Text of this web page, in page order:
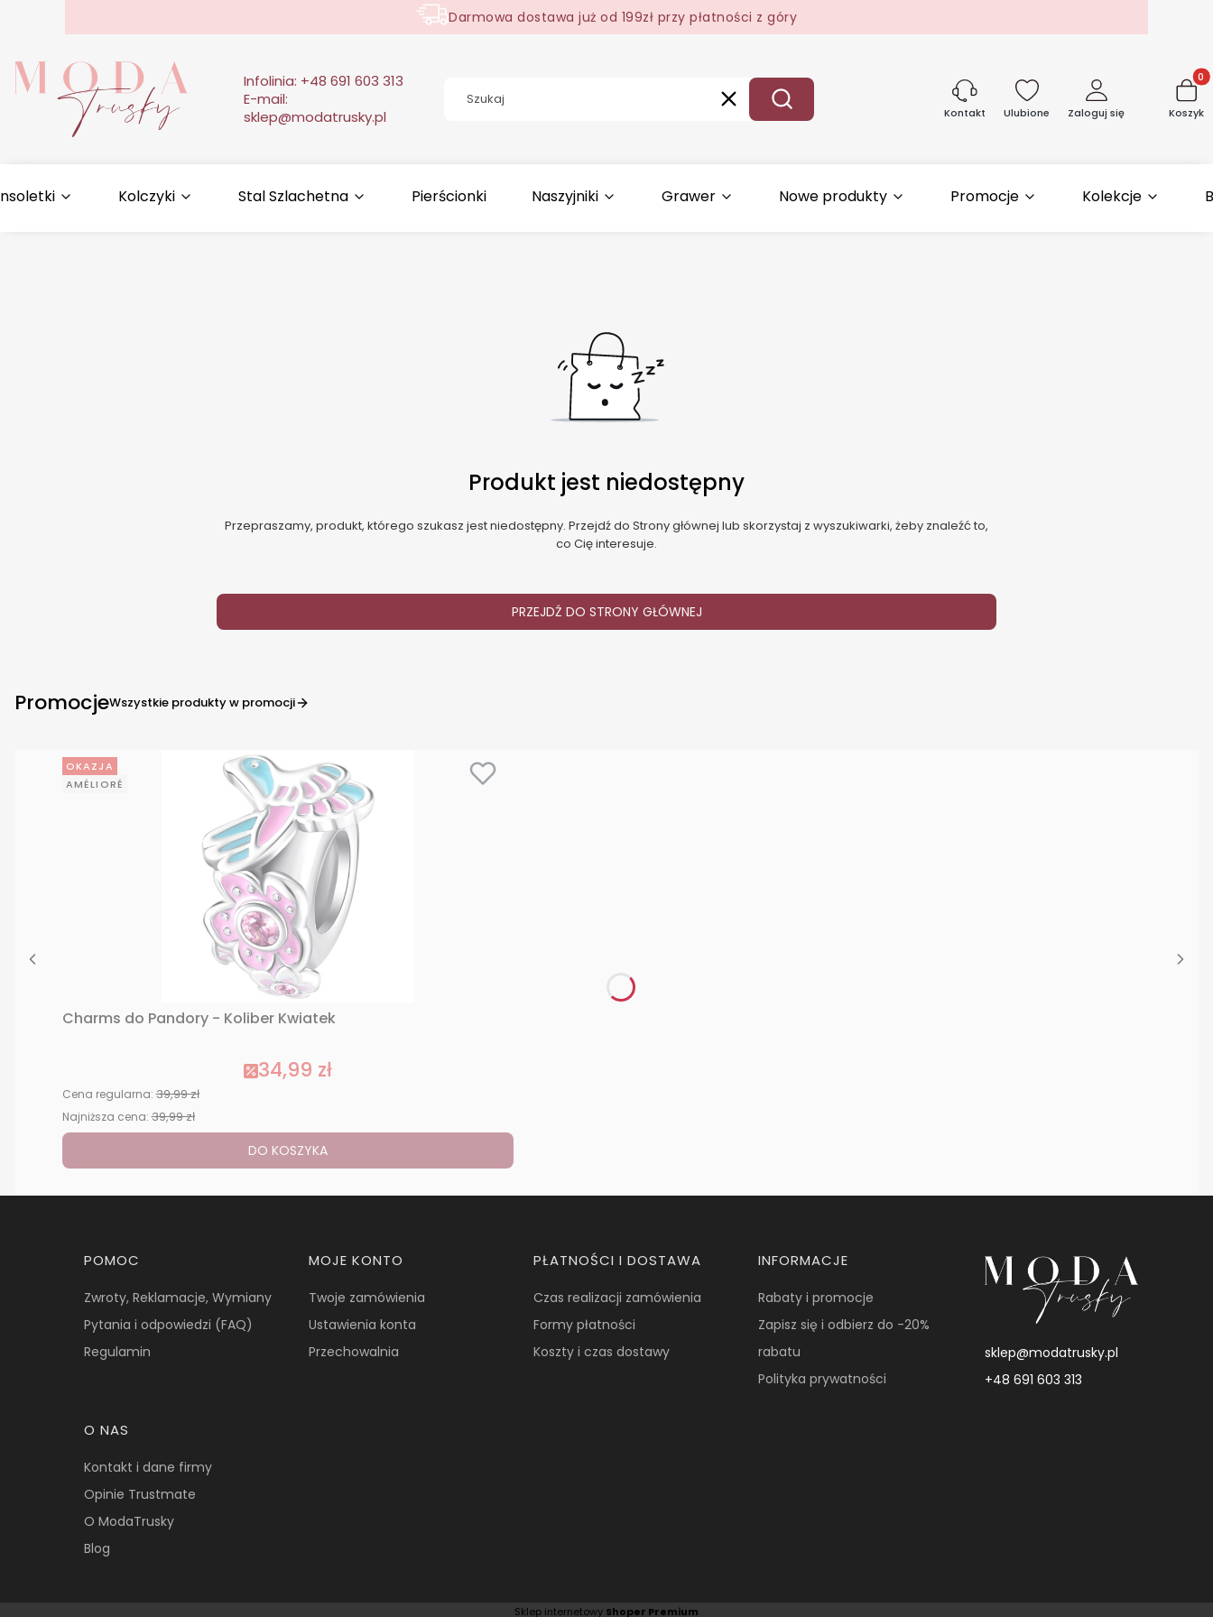
Darmowa dostawa już od 199zł przy płatności z góry
Infolinia: +48 691 603 313
E-mail:
sklep@modatrusky.pl
WyczyśćSzukaj Kontakt Ulubione Zaloguj się Koszyk
Kolczyki Stal Szlachetna Pierścionki Naszyjniki Grawer Nowe produkty Promocje Kolekcje
Produkt jest niedostępny
Przepraszamy, produkt, którego szukasz jest niedostępny. Przejdź do Strony głównej lub skorzystaj z wyszukiwarki, żeby znaleźć to,
co Cię interesuje.
PRZEJDŹ DO STRONY GŁÓWNEJ
PromocjeWszystkie produkty w promocji
OKAZJA
AMÉLIORÉ
Charms do Pandory - Koliber Kwiatek
34,99 zł
Cena regularna: 39,99 zł
Najniższa cena: 39,99 zł
DO KOSZYKA
Linki w stopce
POMOC
Zwroty, Reklamacje, Wymiany
Pytania i odpowiedzi (FAQ)
Regulamin
MOJE KONTO
Twoje zamówienia
Ustawienia konta
Przechowalnia
PŁATNOŚCI I DOSTAWA
Czas realizacji zamówienia
Formy płatności
Koszty i czas dostawy
INFORMACJE
Rabaty i promocje
Zapisz się i odbierz do -20%
rabatu
Polityka prywatności
O NAS
Kontakt i dane firmy
Opinie Trustmate
O ModaTrusky
Blog
sklep@modatrusky.pl
+48 691 603 313
Sklep internetowy Shoper Premium